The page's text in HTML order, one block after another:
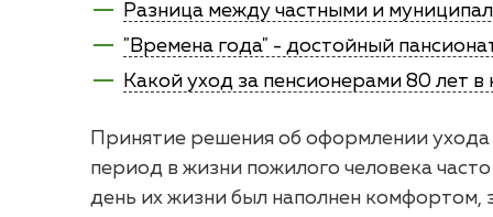
Разница между частными и
"Времена года" - достойный
Какой уход за пенсионерами 80 лет
Принятие решения об оформлении ухода
период в жизни пожилого человека
день их жизни был наполнен